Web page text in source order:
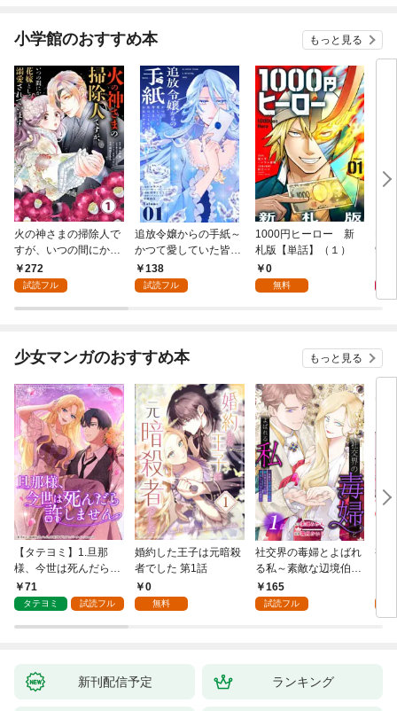
小学館のおすすめ本 もっと見る
火の神さまの掃除人で
すが、いつの間にか花
嫁として溺愛されてい
ます【単話】（１）
272
試読フル
追放令嬢からの手紙～
かつて愛していた皆さ
まへ 私のことなどお忘
れですか？～【単話】
138
試読フル
1000円ヒーロー 新
札版【単話】（１）
0
無料
9.5
少女マンガのおすすめ本 もっと見る
【タテヨミ】1.旦那
様、今世は死んだら許
しません
71
タテヨミ 試読フル
婚約した王子は元暗殺
者でした 第1話
0
無料
社交界の毒婦とよばれ
る私～素敵な辺境伯令
息に腕を折られたの
で、責任とってもらい
165
試読フル
視
新刊配信予定 ランキング